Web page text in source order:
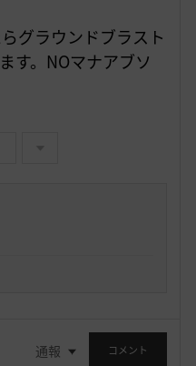
グラウンドブラスト
す。NOマナアブソ
通報 コメント